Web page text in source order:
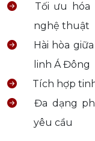
Tối ưu hóa
nghệ thuật
Hài hòa
linh Á Đông
Tích hợp
Đa dạng
yêu cầu